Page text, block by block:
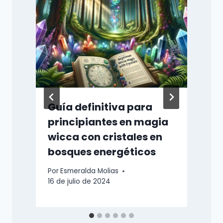
Guía definitiva para
principiantes en magia
wicca con cristales en
bosques energéticos
PorEsmeralda Molias
16 de julio de 2024